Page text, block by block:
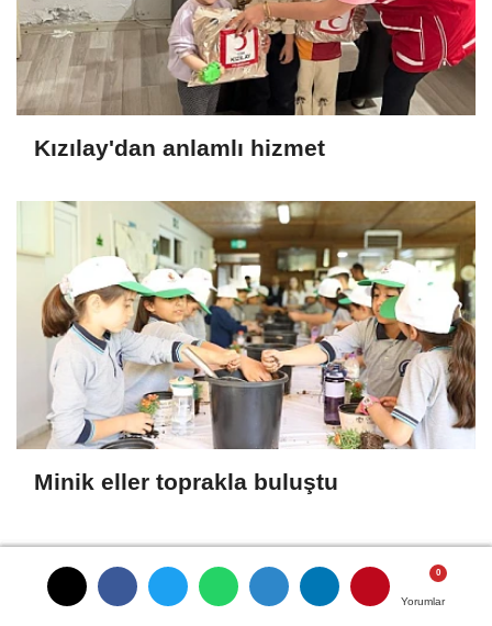
Yorumlar
Yorumlar
Yorumlar
Kızılay'dan anlamlı hizmet
Minik eller toprakla buluştu
Kristal Sigorta'ya görkemliYorumlar